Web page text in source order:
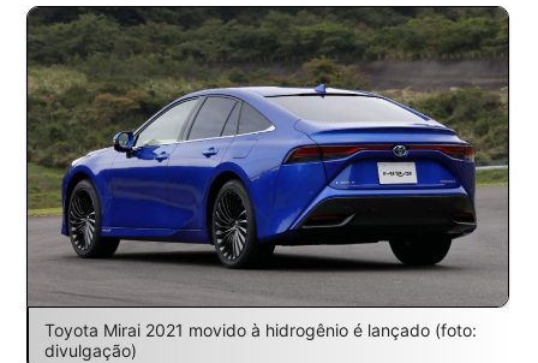
Toyota Mirai 2021 movido à hidrogênio é lançado (foto:
divulgação)